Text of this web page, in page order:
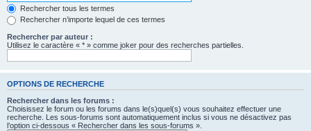
Rechercher tous les termes
Rechercher n’importe lequel de ces termes
Rechercher par auteur :
Utilisez le caractère « * » comme joker pour des recherches partielles.
OPTIONS DE RECHERCHE
Rechercher dans les forums :
Choisissez le forum ou les forums dans le(s)quel(s) vous souhaitez effectuer une
recherche. Les sous-forums sont automatiquement inclus si vous ne désactivez pas
l’option ci-dessous « Rechercher dans les sous-forums ».